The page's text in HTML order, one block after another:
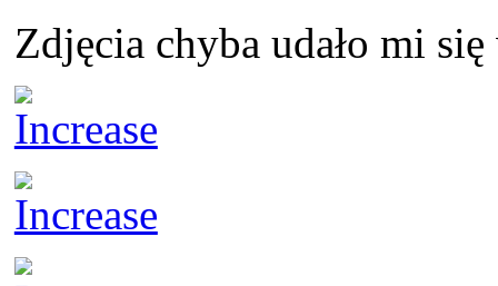
Zdjęcia chyba udało mi